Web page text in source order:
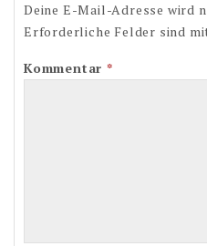
Deine E-Mail-Adresse wird
Erforderliche Felder sind
Kommentar*